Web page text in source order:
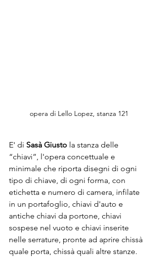
opera di Lello Lopez, stanza 121
E' di Sasà Giusto la stanza delle
“chiavi”, l'opera concettuale e
minimale che riporta disegni di ogni
tipo di chiave, di ogni forma, con
etichetta e numero di camera, infilate
in un portafoglio, chiavi d'auto e
antiche chiavi da portone, chiavi
sospese nel vuoto e chiavi inserite
nelle serrature, pronte ad aprire chissà
quale porta, chissà quali altre stanze.